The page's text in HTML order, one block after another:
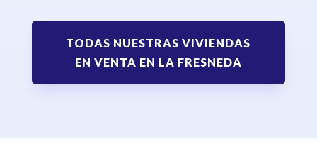
TODAS NUESTRAS VIVIENDAS
EN VENTA EN LA FRESNEDA